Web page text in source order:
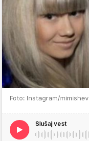
Foto: Instagram/mimishev
Slušaj vest